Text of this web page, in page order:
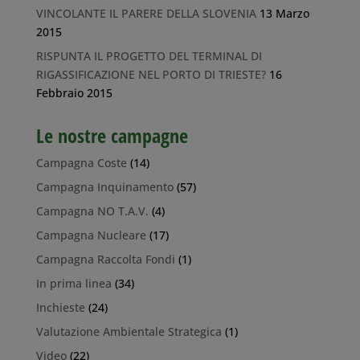
VINCOLANTE IL PARERE DELLA SLOVENIA 13 Marzo
2015
RISPUNTA IL PROGETTO DEL TERMINAL DI
RIGASSIFICAZIONE NEL PORTO DI TRIESTE? 16
Febbraio 2015
Le nostre campagne
Campagna Coste (14)
Campagna Inquinamento(57)
Campagna NO T.A.V. (4)
Campagna Nucleare (17)
Campagna Raccolta Fondi (1)
In prima linea (34)
Inchieste (24)
Valutazione Ambientale Strategica (1)
Video(22)